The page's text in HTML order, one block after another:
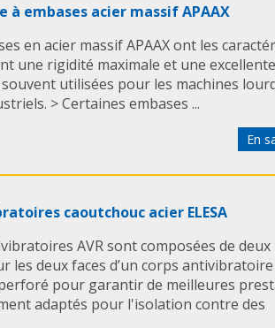
à embases acier massif APAAX
en acier massif APAAX ont les
une rigidité maximale et une
utilisées pour les machines
> Certaines embases ...
En
caoutchouc acier ELESA
AVR sont composées de deux
les deux faces d’un corps
pour garantir de meilleures
adaptés pour l'isolation contre des